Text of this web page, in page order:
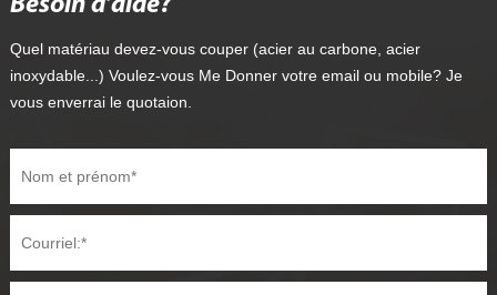
Besoin d’aide?
Quel matériau devez-vous couper (acier au carbone, acier
inoxydable...) Voulez-vous Me Donner votre email ou mobile? Je
vous enverrai le quotaion.